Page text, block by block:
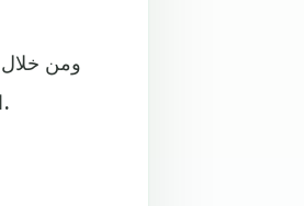
ومن خلال
النظام الدفاعي "فليكس" (FELIX)، الذي يوفر الحماية ضد أنشطة الطائرات المسيّرة.